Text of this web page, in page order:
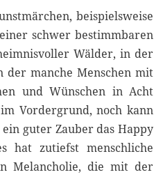
beispielsweise
schwer bestimmbaren
Wälder, in der
der manche Menschen mit
und Wünschen in Acht
Vordergrund, noch kann
guter Zauber das Happy
hat zutiefst menschliche
Melancholie, die mit der